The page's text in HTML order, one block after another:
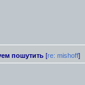
пошутить [re: mishoff]